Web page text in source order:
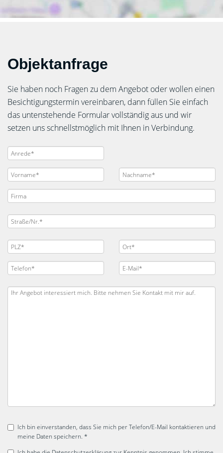
Objektanfrage
Sie haben noch Fragen zu dem Angebot oder wollen einen
Besichtigungstermin vereinbaren, dann füllen Sie einfach
das untenstehende Formular vollständig aus und wir
setzen uns schnellstmöglich mit Ihnen in Verbindung.
Ich bin einverstanden, dass Sie mich per Telefon/E-Mail kontaktieren und
meine Daten speichern. *